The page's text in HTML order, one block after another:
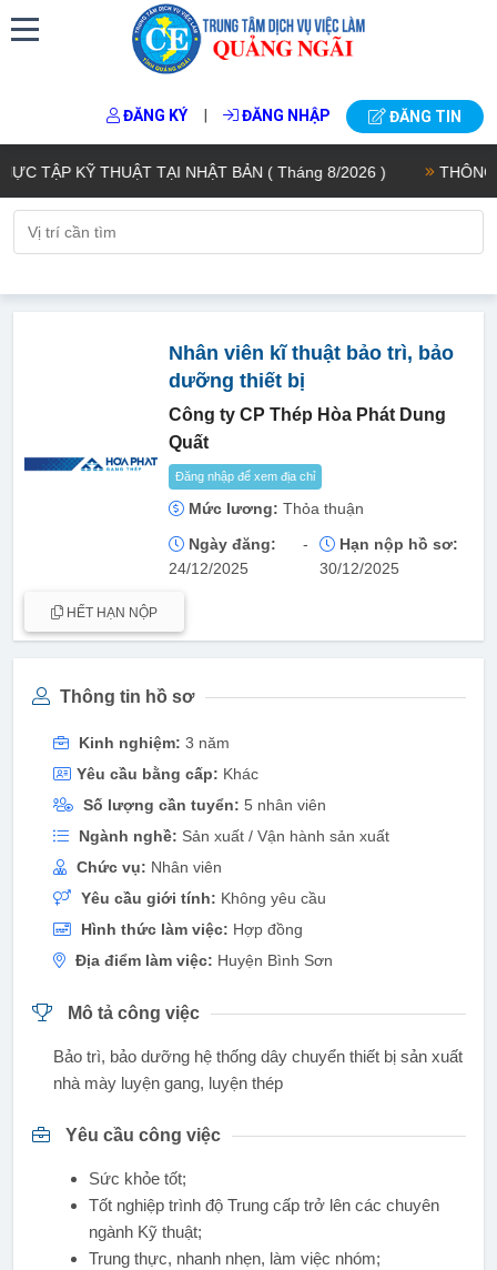
ĐĂNG KÝ | ĐĂNG NHẬP ĐĂNG TIN
TẬP KỸ THUẬT TẠI NHẬT BẢN ( Tháng 8/2026 ) THÔNG
Nhân viên kĩ thuật bảo trì, bảo
dưỡng thiết bị
Công ty CP Thép Hòa Phát Dung
Quất
Đăng nhập để xem địa chỉ
Mức lương: Thỏa thuận
Ngày đăng:
24/12/2025
-
Hạn nộp hồ sơ:
30/12/2025
HẾT HẠN NỘP
Thông tin hồ sơ
Kinh nghiệm: 3 năm
Yêu cầu bằng cấp: Khác
Số lượng cần tuyển: 5 nhân viên
Ngành nghề: Sản xuất / Vận hành sản xuất
Chức vụ: Nhân viên
Yêu cầu giới tính: Không yêu cầu
Hình thức làm việc: Hợp đồng
Địa điểm làm việc: Huyện Bình Sơn
Mô tả công việc
Bảo trì, bảo dưỡng hệ thống dây chuyển thiết bị sản xuất
nhà mày luyện gang, luyện thép
Yêu cầu công việc
Sức khỏe tốt;
Tốt nghiệp trình độ Trung cấp trở lên các chuyên
ngành Kỹ thuật;
Trung thực, nhanh nhẹn, làm việc nhóm;